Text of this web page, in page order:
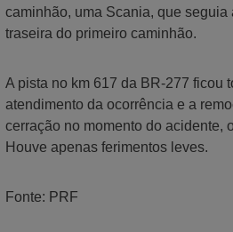
caminhão, uma Scania, que
traseira do primeiro caminhão.
A pista no km 617 da BR-277 ficou
atendimento da ocorrência e a
cerração no momento do acidente,
Houve apenas ferimentos leves.
Fonte: PRF